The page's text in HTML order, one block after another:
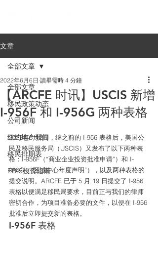
文章
全部文章
移民政策动态
公司新闻
纽约地产新闻
移民排期表
EB-5投资指南
全部文章
【ARCFE 时讯】USCIS 新增
I-956F 和 I-956G 两种表格
2022年6月6日 讀畢需時 4 分鐘
2022年6月2日，继之前的 I-956 表格后，美国公
民及移民服务局（USCIS）又发布了以下两种表
格：I-956F（“商业企业投资批准申请”）和 I-
956G（“区域中心年度声明”），以及两种表格的
提交说明。ARCFE 已于 5 月 19 日提交了 I-956
表格以便满足移民局要求，目前正与我们的律师
密切合作，为项目准备必要的文件，以便在 I-956
批准后立即提交新的表格。
I-956F 表格